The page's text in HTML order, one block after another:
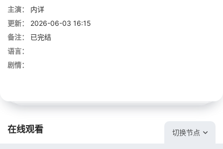
主演：
内详
更新：
2026-06-03 16:15
备注：
已完结
语言：
剧情：
在线观看 切换节点